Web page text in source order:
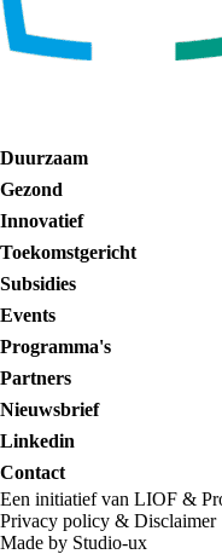
Duurzaam
Gezond
Innovatief
Toekomstgericht
Subsidies
Events
Programma's
Partners
Nieuwsbrief
Linkedin
Contact
Een initiatief van LIOF &
Privacy policy & Disclaimer
Made by Studio-ux